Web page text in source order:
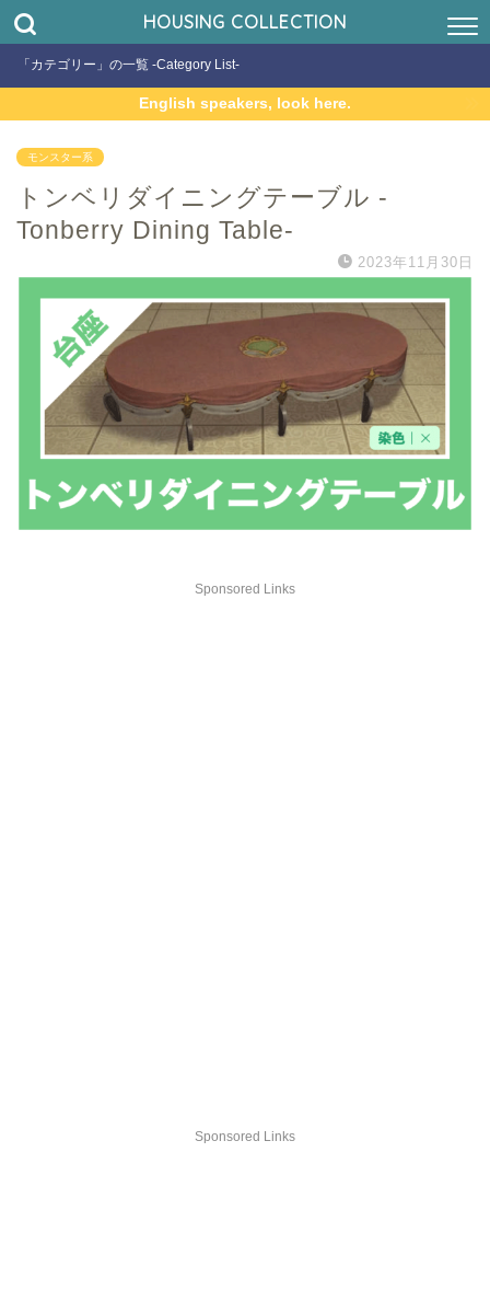
HOUSING COLLECTION
「カテゴリー」の一覧 -Category List-
English speakers, look here.
モンスター系
トンベリダイニングテーブル -
Tonberry Dining Table-
2023年11月30日
Sponsored Links
Sponsored Links